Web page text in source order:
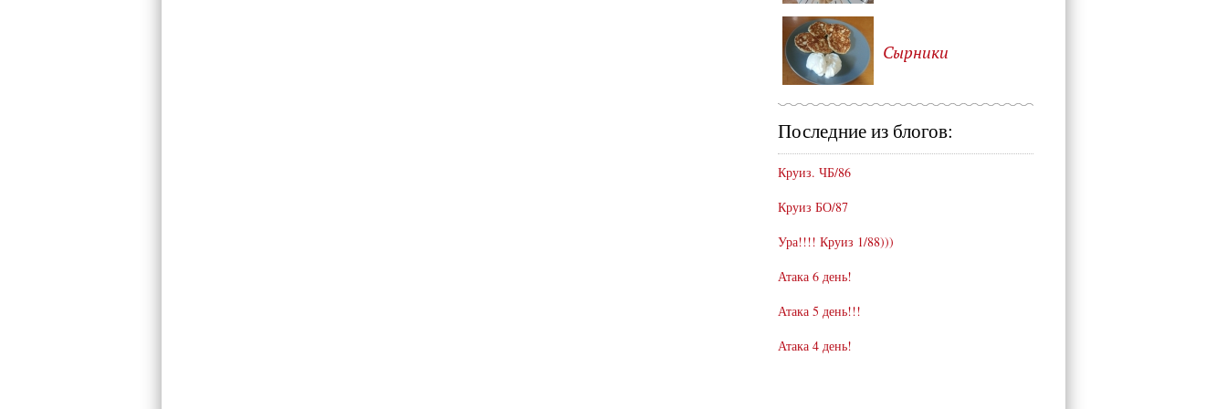
Сырники
Последние из блогов:
Круиз. ЧБ/86
Круиз БО/87
Ура!!!! Круиз 1/88)))
Атака 6 день!
Атака 5 день!!!
Атака 4 день!